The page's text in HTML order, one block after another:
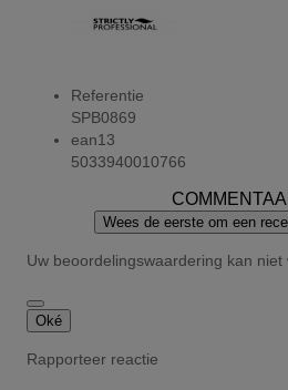
Referentie
SPB0869
ean13
5033940010766
Wees de eerste om een
Uw beoordelingswaardering kan
Oké
Rapporteer reactie